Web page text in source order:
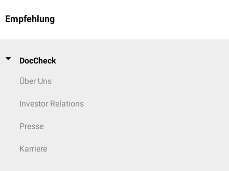
Empfehlung
DocCheck
Über Uns
Investor Relations
Presse
Karriere